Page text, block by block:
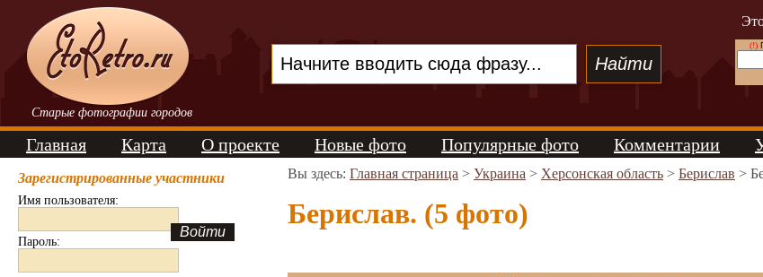
Старые фотографии городов
(!)
Главная Карта О проекте Новые фото Популярные фото Комментарии
Зарегистрированные участники
Имя пользователя:
Пароль:
Вы здесь: Главная страница > Украина > Херсонская область > Берислав >
Берислав. (5 фото)